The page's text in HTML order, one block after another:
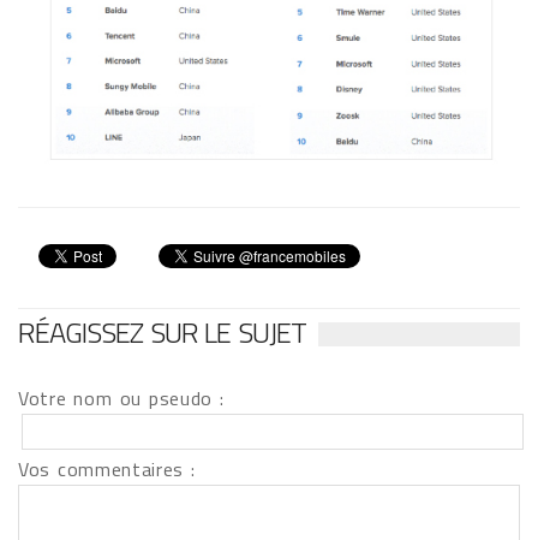
RÉAGISSEZ SUR LE SUJET
Votre nom ou pseudo :
Vos commentaires :